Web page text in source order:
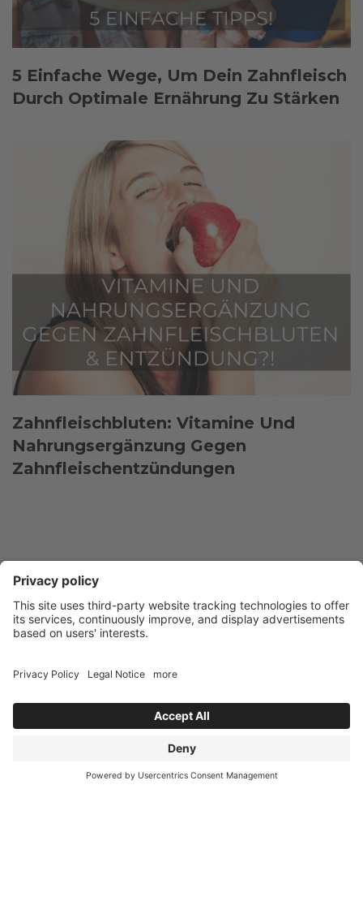
5 Einfache Wege, Um Dein Zahnfleisch
Durch Optimale Ernährung Zu Stärken
Zahnfleischbluten: Vitamine Und
Nahrungsergänzung Gegen
Zahnfleischentzündungen